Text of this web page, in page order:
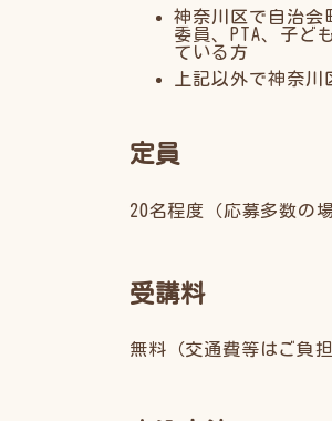
神奈川区で自治会
委員、PTA、子ど
ている方
上記以外で神奈
定員
20名程度（応募多数の
受講料
無料（交通費等はご負